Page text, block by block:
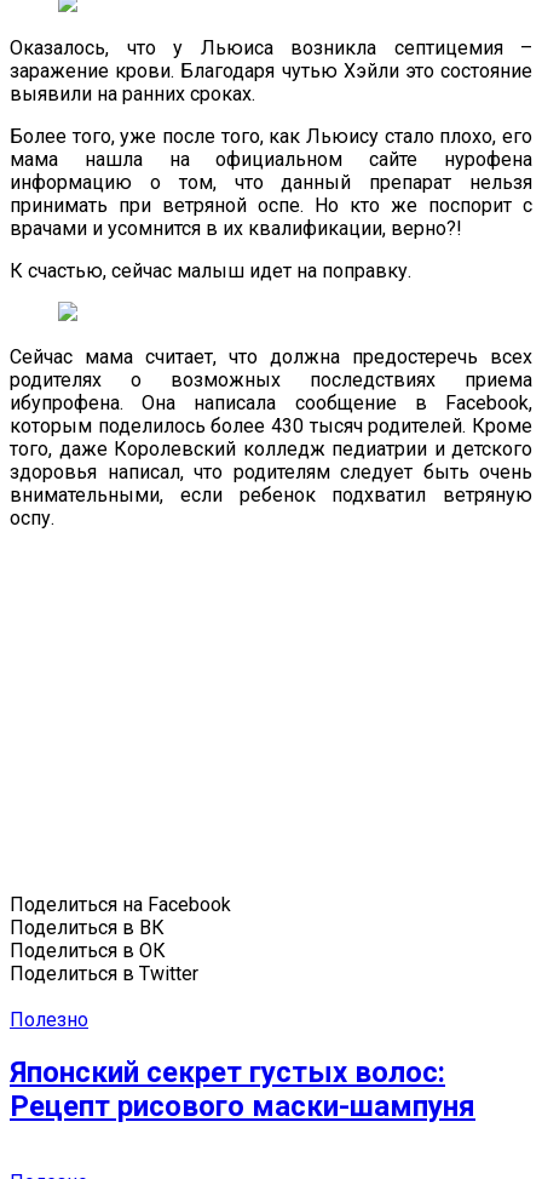
Оказалось, что у Льюиса возникла септицемия –
заражение крови. Благодаря чутью Хэйли это состояние
выявили на ранних сроках.
Более того, уже после того, как Льюису стало плохо, его
мама нашла на официальном сайте нурофена
информацию о том, что данный препарат нельзя
принимать при ветряной оспе. Но кто же поспорит с
врачами и усомнится в их квалификации, верно?!
К счастью, сейчас малыш идет на поправку.
Сейчас мама считает, что должна предостеречь всех
родителях о возможных последствиях приема
ибупрофена. Она написала сообщение в Facebоok,
которым поделилось более 430 тысяч родителей. Кроме
того, даже Королевский колледж педиатрии и детского
здоровья написал, что родителям следует быть очень
внимательными, если ребенок подхватил ветряную
оспу.
Поделиться на Facebook
Поделиться в ВК
Поделиться в ОК
Поделиться в Twitter
Полезно
Японский секрет густых волос:
Рецепт рисового маски-шампуня